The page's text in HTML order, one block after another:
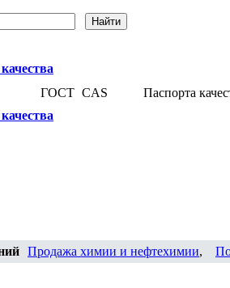
ГОСТ CAS
Паспорта
Продажа химии и нефтехимии,